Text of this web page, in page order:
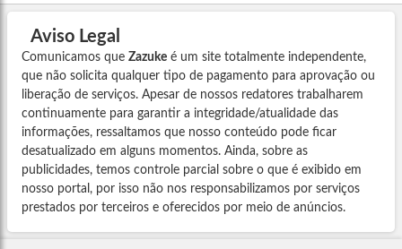
Aviso Legal
Comunicamos que Zazuke é um site totalmente independente,
que não solicita qualquer tipo de pagamento para aprovação ou
liberação de serviços. Apesar de nossos redatores trabalharem
continuamente para garantir a integridade/atualidade das
informações, ressaltamos que nosso conteúdo pode ficar
desatualizado em alguns momentos. Ainda, sobre as
publicidades, temos controle parcial sobre o que é exibido em
nosso portal, por isso não nos responsabilizamos por serviços
prestados por terceiros e oferecidos por meio de anúncios.